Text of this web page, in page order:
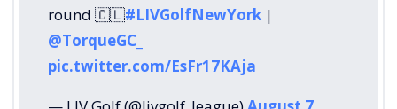
round 🇨🇱#LIVGolfNewYork |
@TorqueGC_
pic.twitter.com/EsFr17KAja